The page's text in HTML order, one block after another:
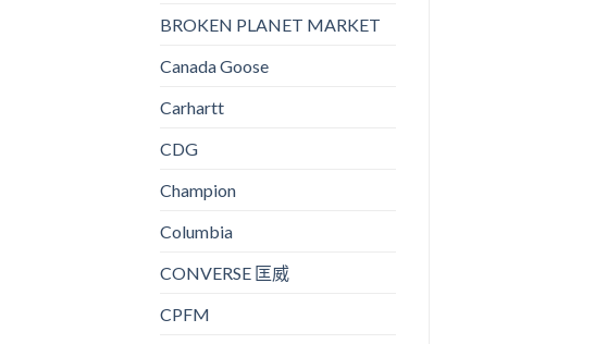
BROKEN PLANET MARKET
Canada Goose
Carhartt
CDG
Champion
Columbia
CONVERSE 匡威
CPFM